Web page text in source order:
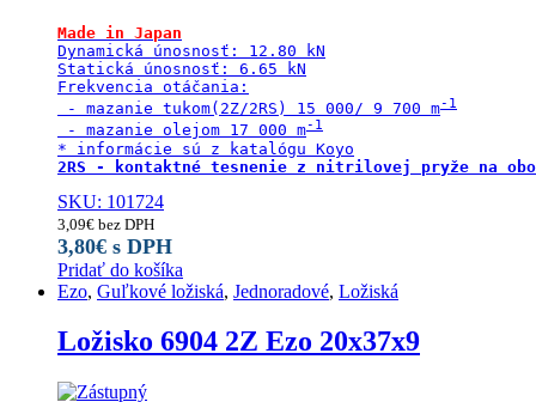
Made in Japan
Dynamická únosnosť: 12.80 kN
Statická únosnosť: 6.65 kN
Frekvencia otáčania:
- mazanie tukom(2Z/2RS) 15 000/ 9 700 m
- mazanie olejom 17 000 m
2RS - kontaktné tesnenie z nitrilovej pryže na
SKU: 101724
3,09€ bez DPH
3,80€ s DPH
Pridať do košíka
Ezo, Guľkové ložiská, Jednoradové, Ložiská
Ložisko 6904 2Z Ezo 20x37x9